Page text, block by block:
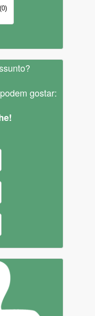
gostar: